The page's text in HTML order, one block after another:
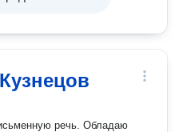
речь. Обладаю